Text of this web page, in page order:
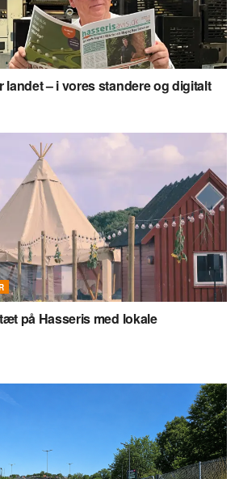
– i vores standere og digitalt
på Hasseris med lokale